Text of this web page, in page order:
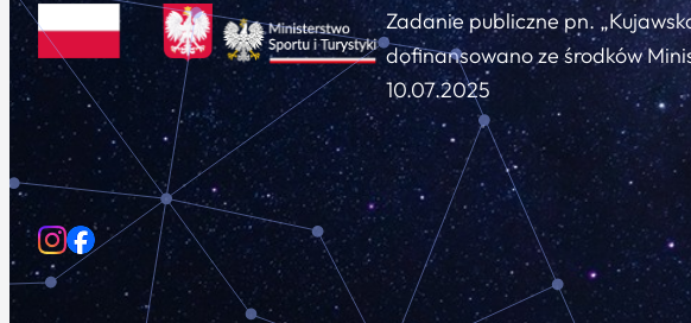
Zadanie publiczne pn.
dofinansowano ze środków
10.07.2025